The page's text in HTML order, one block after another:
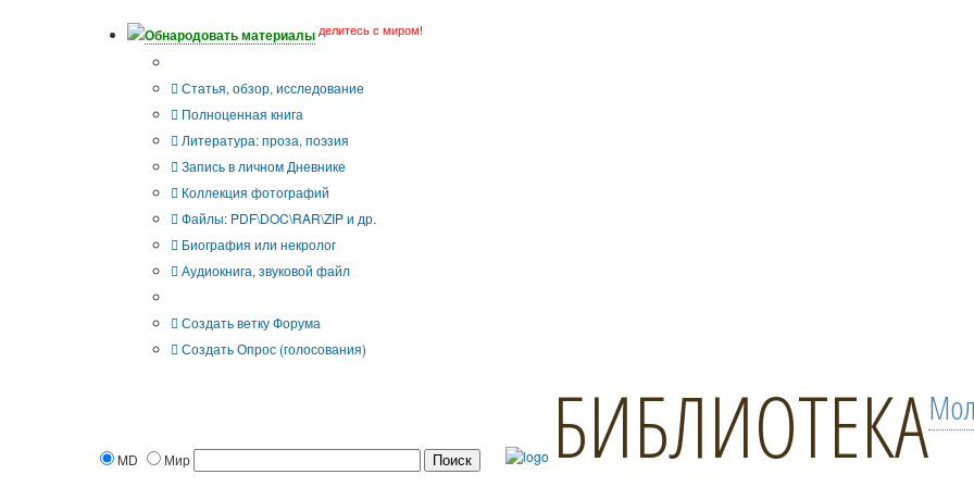
Обнародовать материалы делитесь с миром!
Статья, обзор, исследование
Полноценная книга
Литература: проза, поэзия
Запись в личном Дневнике
Коллекция фотографий
Файлы: PDF\DOC\RAR\ZIP и др.
Биография или некролог
Аудиокнига, звуковой файл
Создать ветку Форума
Создать Опрос (голосования)
MD Мир БИБЛИОТЕКА